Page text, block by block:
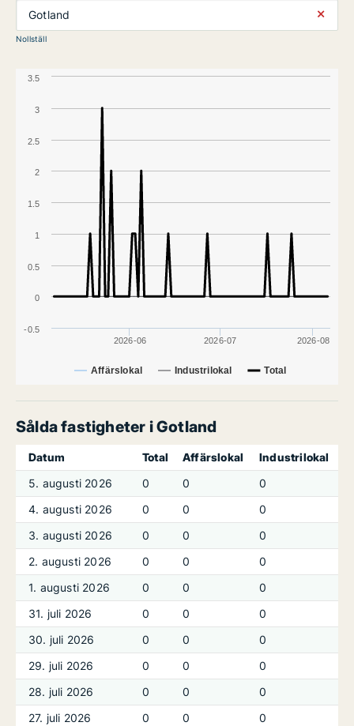
Gotland
⨯
Nollställ
Affärslokal Industrilokal Total
2026-06 2026-07 2026-08
-0.5
0
0.5
1
1.5
2
2.5
3
3.5
Sålda fastigheter i Gotland
Datum Total Affärslokal
Industrilokal
5. augusti 2026
0 0
0
4. augusti 2026
0 0
0
3. augusti 2026
0 0
0
2. augusti 2026
0 0
0
1. augusti 2026
0 0
0
31. juli 2026
0 0
0
30. juli 2026
0 0
0
29. juli 2026
0 0
0
28. juli 2026
0 0
0
27. juli 2026
0 0
0